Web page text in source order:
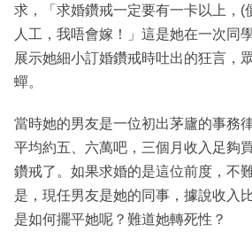
求，「求婚鑽戒一定要有一卡以上，(
人工，我唔會嫁！」這是她在一次同
展示她細小訂婚鑽戒時吐出的狂言，
蟬。
當時她的男友是一位初出茅廬的事務
平均約五、六萬吧，三個月收入足夠
鑽戒了。如果求婚的是這位前度，不
是，現任男友是她的同事，據說收入
是如何擺平她呢？難道她轉死性？